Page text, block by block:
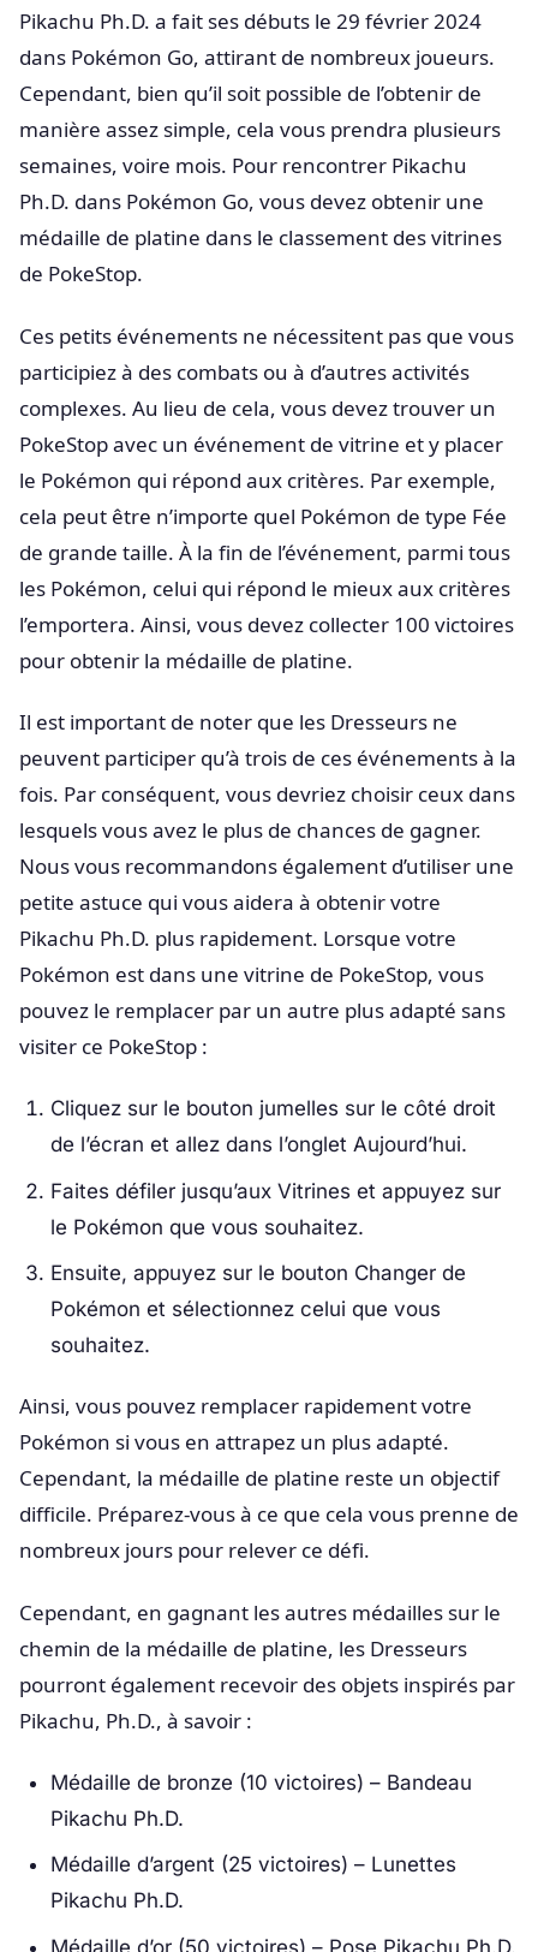
Pikachu Ph.D. a fait ses débuts le 29 février 2024
dans Pokémon Go, attirant de nombreux joueurs.
Cependant, bien qu’il soit possible de l’obtenir de
manière assez simple, cela vous prendra plusieurs
semaines, voire mois. Pour rencontrer Pikachu
Ph.D. dans Pokémon Go, vous devez obtenir une
médaille de platine dans le classement des vitrines
de PokeStop.
Ces petits événements ne nécessitent pas que vous
participiez à des combats ou à d’autres activités
complexes. Au lieu de cela, vous devez trouver un
PokeStop avec un événement de vitrine et y placer
le Pokémon qui répond aux critères. Par exemple,
cela peut être n’importe quel Pokémon de type Fée
de grande taille. À la fin de l’événement, parmi tous
les Pokémon, celui qui répond le mieux aux critères
l’emportera. Ainsi, vous devez collecter 100 victoires
pour obtenir la médaille de platine.
Il est important de noter que les Dresseurs ne
peuvent participer qu’à trois de ces événements à la
fois. Par conséquent, vous devriez choisir ceux dans
lesquels vous avez le plus de chances de gagner.
Nous vous recommandons également d’utiliser une
petite astuce qui vous aidera à obtenir votre
Pikachu Ph.D. plus rapidement. Lorsque votre
Pokémon est dans une vitrine de PokeStop, vous
pouvez le remplacer par un autre plus adapté sans
visiter ce PokeStop :
Cliquez sur le bouton jumelles sur le côté droit
de l’écran et allez dans l’onglet Aujourd’hui.
Faites défiler jusqu’aux Vitrines et appuyez sur
le Pokémon que vous souhaitez.
Ensuite, appuyez sur le bouton Changer de
Pokémon et sélectionnez celui que vous
souhaitez.
Ainsi, vous pouvez remplacer rapidement votre
Pokémon si vous en attrapez un plus adapté.
Cependant, la médaille de platine reste un objectif
difficile. Préparez-vous à ce que cela vous prenne de
nombreux jours pour relever ce défi.
Cependant, en gagnant les autres médailles sur le
chemin de la médaille de platine, les Dresseurs
pourront également recevoir des objets inspirés par
Pikachu, Ph.D., à savoir :
Médaille de bronze (10 victoires) – Bandeau
Pikachu Ph.D.
Médaille d’argent (25 victoires) – Lunettes
Pikachu Ph.D.
Médaille d’or (50 victoires) – Pose Pikachu Ph.D.